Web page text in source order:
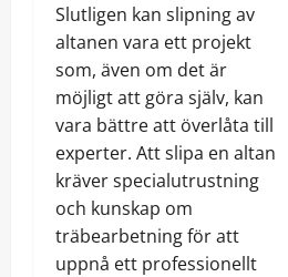
Slutligen kan slipning av
altanen vara ett projekt
som, även om det är
möjligt att göra själv, kan
vara bättre att överlåta till
experter. Att slipa en altan
kräver specialutrustning
och kunskap om
träbearbetning för att
uppnå ett professionellt